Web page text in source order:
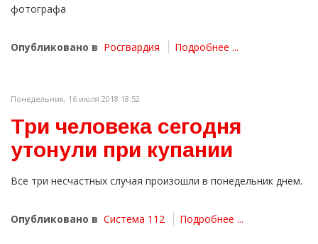
фотографа
Опубликовано в Росгвардия Подробнее ...
Понедельник, 16 июля 2018 18:52
Три человека сегодня
утонули при купании
Все три несчастных случая произошли в понедельник днем.
Опубликовано в Система 112 Подробнее ...